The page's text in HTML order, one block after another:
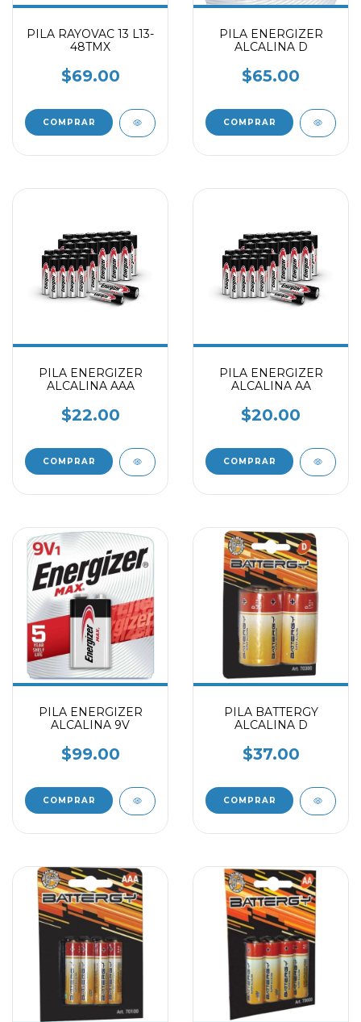
PILA RAYOVAC 13 L13-
48TMX
$69.00
PILA ENERGIZER
ALCALINA D
$65.00
PILA ENERGIZER
ALCALINA AAA
$22.00
PILA ENERGIZER
ALCALINA AA
$20.00
PILA ENERGIZER
ALCALINA 9V
$99.00
PILA BATTERGY
ALCALINA D
$37.00